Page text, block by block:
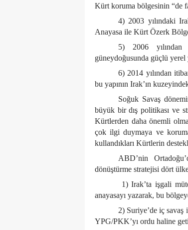
Kürt koruma bölgesinin “de
4) 2003 yılındaki
Anayasa ile Kürt Özerk
5) 2006 yılından
güneydoğusunda güçlü
6) 2014 yılından
bu yapının Irak’ın
Soğuk Savaş
büyük bir dış politikası ve
Kürtlerden daha önemli
çok ilgi duymaya ve
kullandıkları Kürtlerin
ABD’nin
dönüştürme stratejisi dört
1) Irak’ta işgali
anayasayı yazarak, bu
2) Suriye’de iç
YPG/PKK’yı ordu haline